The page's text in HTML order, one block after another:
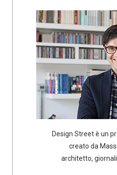
Design Street è un
creato da
architetto,